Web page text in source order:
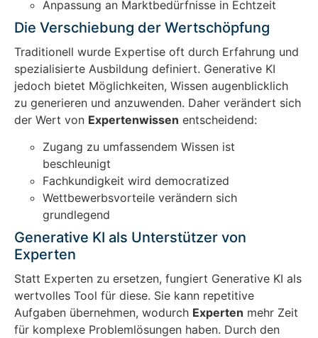
Anpassung an Marktbedürfnisse in Echtzeit
Die Verschiebung der Wertschöpfung
Traditionell wurde Expertise oft durch Erfahrung und
spezialisierte Ausbildung definiert. Generative KI
jedoch bietet Möglichkeiten, Wissen augenblicklich
zu generieren und anzuwenden. Daher verändert sich
der Wert von Expertenwissen entscheidend:
Zugang zu umfassendem Wissen ist
beschleunigt
Fachkundigkeit wird democratized
Wettbewerbsvorteile verändern sich
grundlegend
Generative KI als Unterstützer von
Experten
Statt Experten zu ersetzen, fungiert Generative KI als
wertvolles Tool für diese. Sie kann repetitive
Aufgaben übernehmen, wodurch Experten mehr Zeit
für komplexe Problemlösungen haben. Durch den